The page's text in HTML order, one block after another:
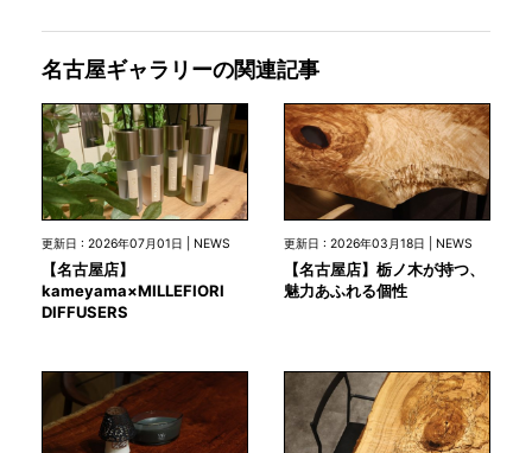
名古屋ギャラリーの関連記事
更新日 : 2026年07月01日 | NEWS
【名古屋店】
kameyama×MILLEFIORI
DIFFUSERS
更新日 : 2026年03月18日 | NEWS
【名古屋店】栃ノ木が持つ、
魅力あふれる個性